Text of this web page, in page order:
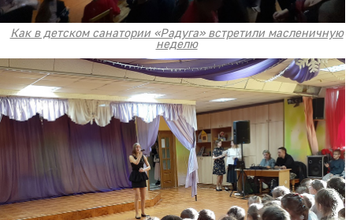
Как в детском санатории «Радуга» встретили масленичную
неделю